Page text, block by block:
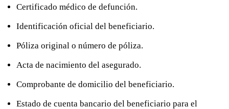
Certificado médico de defunción.
Identificación oficial del beneficiario.
Póliza original o número de póliza.
Acta de nacimiento del asegurado.
Comprobante de domicilio del beneficiario.
Estado de cuenta bancario del beneficiario para el